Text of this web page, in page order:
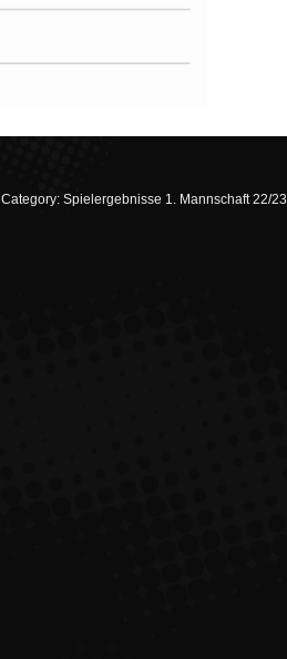
Category: Spielergebnisse 1. Mannschaft 22/23